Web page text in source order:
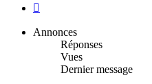
Annonces
Réponses
Vues
Dernier message